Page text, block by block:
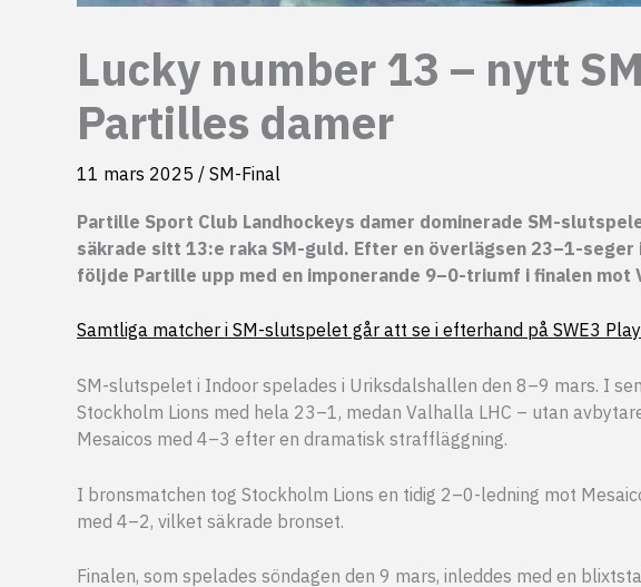
Lucky number 13 – nytt
Partilles damer
11 mars 2025 / SM-Final
Partille Sport Club Landhockeys damer dominerade SM-
säkrade sitt 13:e raka SM-guld. Efter en överlägsen 23–1-seger
följde Partille upp med en imponerande 9–0-triumf i finalen mot
Samtliga matcher i SM-slutspelet går att se i efterhand på SWE3
SM-slutspelet i Indoor spelades i Uriksdalshallen den 8–9 mars. I
Stockholm Lions med hela 23–1, medan Valhalla LHC – utan
Mesaicos med 4–3 efter en dramatisk straffläggning.
I bronsmatchen tog Stockholm Lions en tidig 2–0-ledning mot
med 4–2, vilket säkrade bronset.
Finalen, som spelades söndagen den 9 mars, inleddes med en